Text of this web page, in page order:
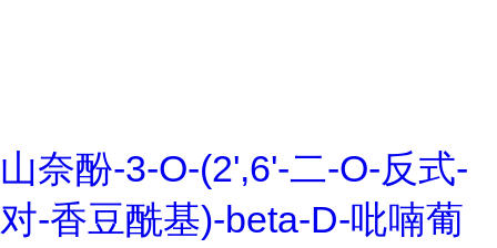
山奈酚-3-O-(2',6'-二-O-反式-
对-香豆酰基)-beta-D-吡喃葡